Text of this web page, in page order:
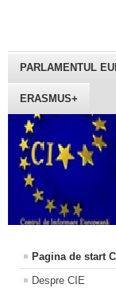
PARLAMENTUL
ERASMUS+
Pagina de start
Despre CIE